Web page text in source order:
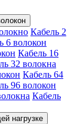
Кабель 2
6 волокон
Кабель 16
32 волокна
Кабель 64
96 волокон
Кабель
нагрузке